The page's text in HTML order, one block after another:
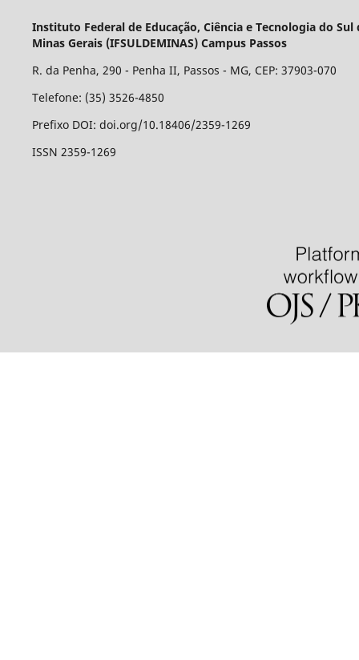
Instituto Federal de Educação, Ciência e Tecnologia do Sul
Minas Gerais (IFSULDEMINAS) Campus Passos
R. da Penha, 290 - Penha II, Passos - MG, CEP: 37903-070
Telefone: (35) 3526-4850
Prefixo DOI: doi.org/10.18406/2359-1269
ISSN 2359-1269